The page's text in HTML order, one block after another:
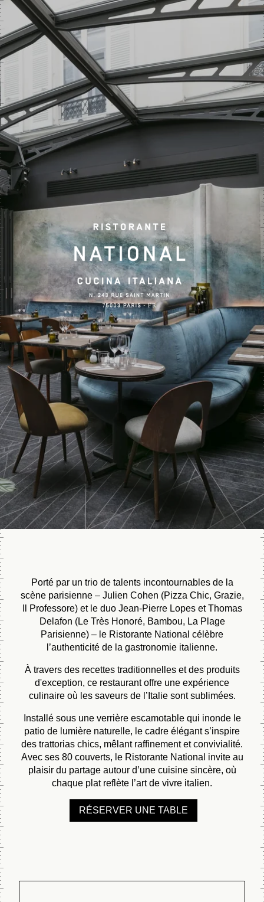
Porté par un trio de talents incontournables de la
scène parisienne – Julien Cohen (Pizza Chic, Grazie,
Il Professore) et le duo Jean-Pierre Lopes et Thomas
Delafon (Le Très Honoré, Bambou, La Plage
Parisienne) – le Ristorante National célèbre
l’authenticité de la gastronomie italienne.
À travers des recettes traditionnelles et des produits
d'exception, ce restaurant offre une expérience
culinaire où les saveurs de l’Italie sont sublimées.
Installé sous une verrière escamotable qui inonde le
patio de lumière naturelle, le cadre élégant s’inspire
des trattorias chics, mêlant raffinement et convivialité.
Avec ses 80 couverts, le Ristorante National invite au
plaisir du partage autour d’une cuisine sincère, où
chaque plat reflète l’art de vivre italien.
RÉSERVER UNE TABLE